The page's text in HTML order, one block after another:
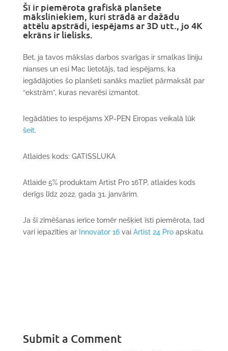
Šī ir piemērota grafiskā planšete
māksliniekiem, kuri strādā ar dažādu
attēlu apstrādi, iespējams ar 3D utt., jo 4K
ekrāns ir lielisks.
Bet, ja tavos mākslas darbos svarīgas ir smalkas līniju
nianses un esi Mac lietotājs, tad iespējams, ka
iegādājoties šo planšeti sanāks mazliet pārmaksāt par
“ekstrām”, kuras nevarēsi izmantot.
Iegādāties to iespējams XP-PEN Eiropas veikalā lūk
šeit.
Atlaides kods: GATISSLUKA
Atlaide 5% produktam Artist Pro 16TP, atlaides kods
derīgs līdz 2022. gada 31. janvārim.
Ja šī zīmēšanas ierīce tomēr nešķiet īsti piemērota, tad
vari iepazīties ar Innovator 16vai Artist 24 Proapskatu.
Submit a Comment